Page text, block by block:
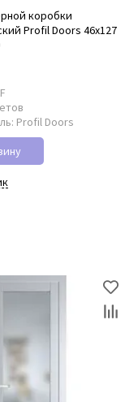
коробки
Profil Doors 46x127
Profil Doors